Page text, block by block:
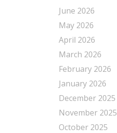
June 2026
May 2026
April 2026
March 2026
February 2026
January 2026
December 2025
November 2025
October 2025